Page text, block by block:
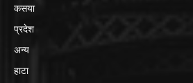
कसया
प्रदेश
अन्य
हाटा